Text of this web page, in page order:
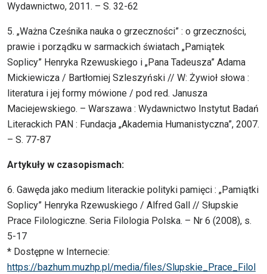
Wydawnictwo, 2011. – S. 32-62
5. „Ważna Cześnika nauka o grzeczności” : o grzeczności,
prawie i porządku w sarmackich światach „Pamiątek
Soplicy” Henryka Rzewuskiego i „Pana Tadeusza” Adama
Mickiewicza / Bartłomiej Szleszyński // W: Żywioł słowa :
literatura i jej formy mówione / pod red. Janusza
Maciejewskiego. – Warszawa : Wydawnictwo Instytut Badań
Literackich PAN : Fundacja „Akademia Humanistyczna”, 2007.
– S. 77-87
Artykuły w czasopismach:
6. Gawęda jako medium literackie polityki pamięci : „Pamiątki
Soplicy” Henryka Rzewuskiego / Alfred Gall // Słupskie
Prace Filologiczne. Seria Filologia Polska. – Nr 6 (2008), s.
5-17
* Dostępne w Internecie:
https://bazhum.muzhp.pl/media/files/Slupskie_Prace_Filol